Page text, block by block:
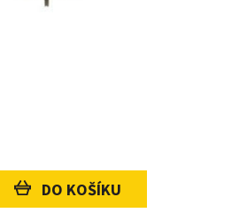
DO KOŠÍKU